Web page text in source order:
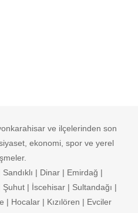
ve ilçelerinden son
ekonomi, spor ve yerel
| Dinar | Emirdağ |
| İscehisar | Sultandağı |
| Hocalar | Kızılören | Evciler